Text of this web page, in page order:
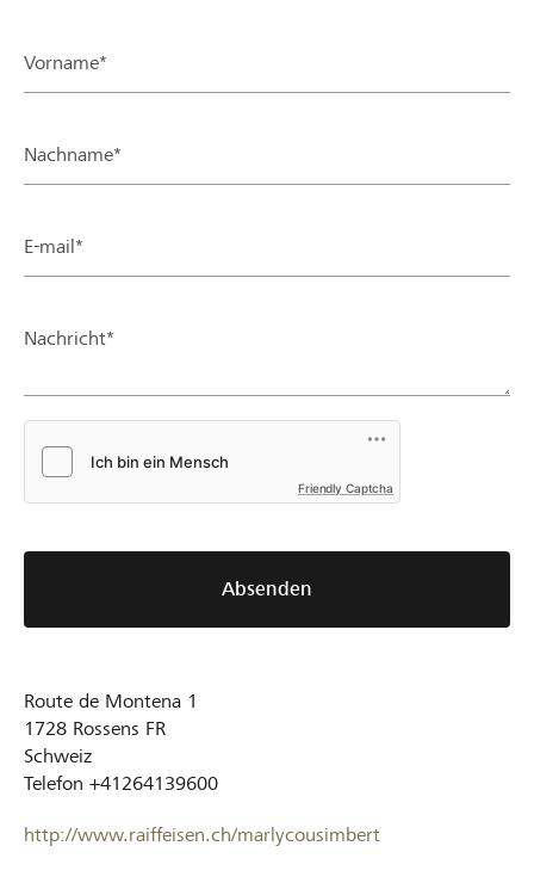
Vorname*
Nachname*
E-mail*
Nachricht*
Friendly Captcha
Absenden
Route de Montena 1
1728 Rossens FR
Schweiz
Telefon +41264139600
http://www.raiffeisen.ch/marlycousimbert